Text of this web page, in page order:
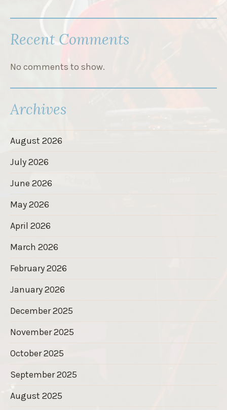
Recent Comments
No comments to show.
Archives
August 2026
July 2026
June 2026
May 2026
April 2026
March 2026
February 2026
January 2026
December 2025
November 2025
October 2025
September 2025
August 2025